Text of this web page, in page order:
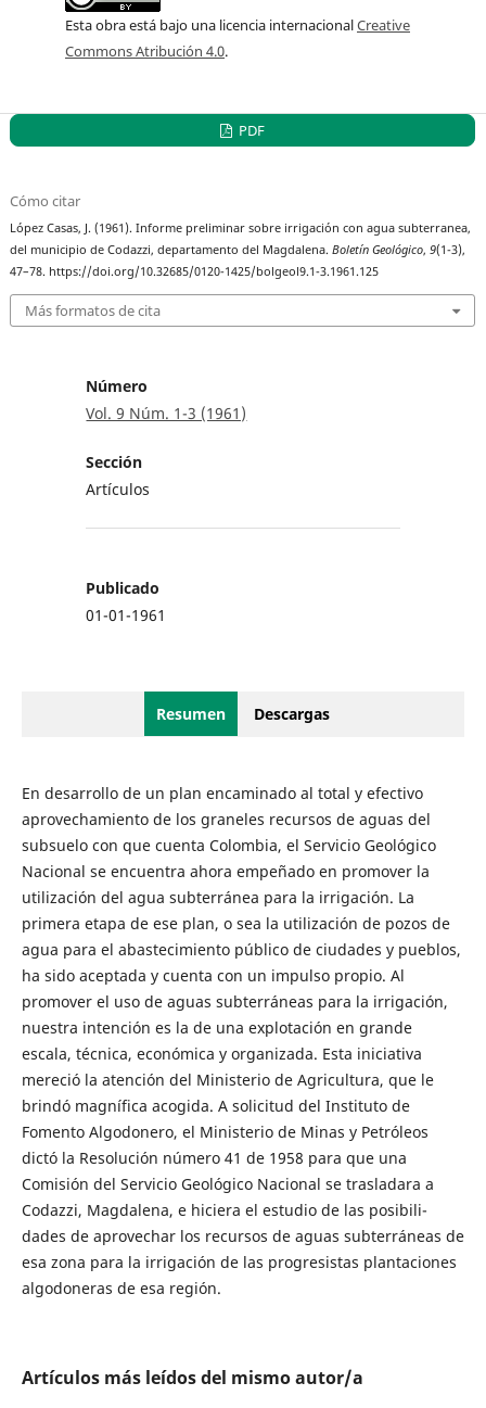
Esta obra está bajo una licencia internacionalCreative
Commons Atribución 4.0.
PDF
Cómo citar
López Casas, J. (1961). Informe preliminar sobre irrigación con agua subterranea,
del municipio de Codazzi, departamento del Magdalena.Boletín Geológico,9(1-3),
47–78. https://doi.org/10.32685/0120-1425/bolgeol9.1-3.1961.125
Más formatos de cita
Número
Vol. 9 Núm. 1-3 (1961)
Sección
Artículos
Publicado
01-01-1961
Resumen Descargas
En desarrollo de un plan encaminado al total y efectivo
aprovechamiento de los graneles recursos de aguas del
subsuelo con que cuenta Co­lombia, el Servicio Geológico
Nacional se encuentra ahora empeñado en promover la
utilización del agua subterránea para la irrigación. La
primera etapa de ese plan, o sea la utilización de pozos de
agua para el abas­tecimiento público de ciudades y pueblos,
ha sido aceptada y cuenta con un impulso propio. Al
promover el uso de aguas subterráneas para la irrigación,
nuestra intención es la de una explotación en grande
escala, técnica, económica y organizada. Esta iniciativa
mereció la atención del Ministerio de Agricultura, que le
brindó magnífica acogida. A solicitud del Instituto de
Fomento Algodonero, el Ministerio de Minas y Petróleos
dictó la Resolución número 41 de 1958 para que una
Comisión del Servicio Geológico Nacional se trasladara a
Codazzi, Magdalena, e hiciera el estudio de las posibili­
dades de aprovechar los recursos de aguas subterráneas de
esa zona para la irrigación de las progresistas plantaciones
algodoneras de esa región.
Artículos más leídos del mismo autor/a